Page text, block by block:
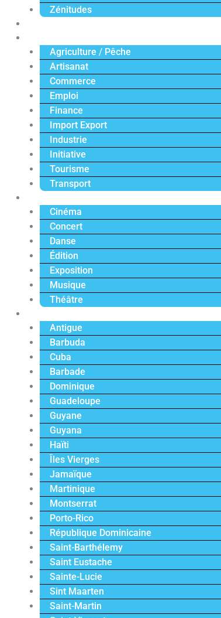
Zénitudes
Agriculture / Pêche
Artisanat
Commerce
Emploi
Finance
Import Export
Industrie
Initiative
Tourisme
Transport
Cinéma
Concert
Danse
Édition
Exposition
Musique
Théâtre
Antigue
Barbuda
Cuba
Barbade
Dominique
Guadeloupe
Guyane
Guyana
Haïti
Îles Vierges
Jamaïque
Martinique
Montserrat
Porto-Rico
République Dominicaine
Saint-Barthélemy
Saint Eustache
Sainte-Lucie
Sint Maarten
Saint-Martin